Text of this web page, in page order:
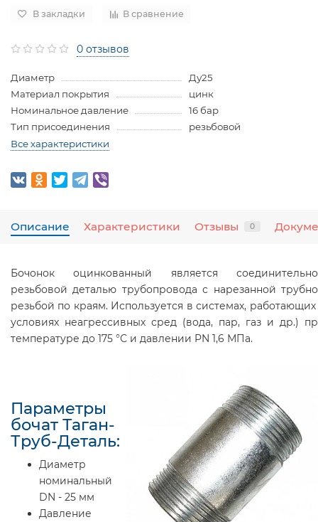
В закладки В сравнение
0 отзывов
Диаметр
Ду25
Материал покрытия
цинк
Номинальное давление
16 бар
Тип присоединения
резьбовой
Все характеристики
Описание Характеристики Отзывы 0
Бочонок оцинкованный является
резьбовой деталью трубопровода с нарезанной
резьбой по краям. Используется в системах, работающих
условиях неагрессивных сред (вода, пар, газ и др.)
температуре до 175 °С и давлении PN 1,6 МПа.
Параметры
бочат Таган-
Труб-Деталь:
Диаметр
номинальный
DN - 25 мм
Давление